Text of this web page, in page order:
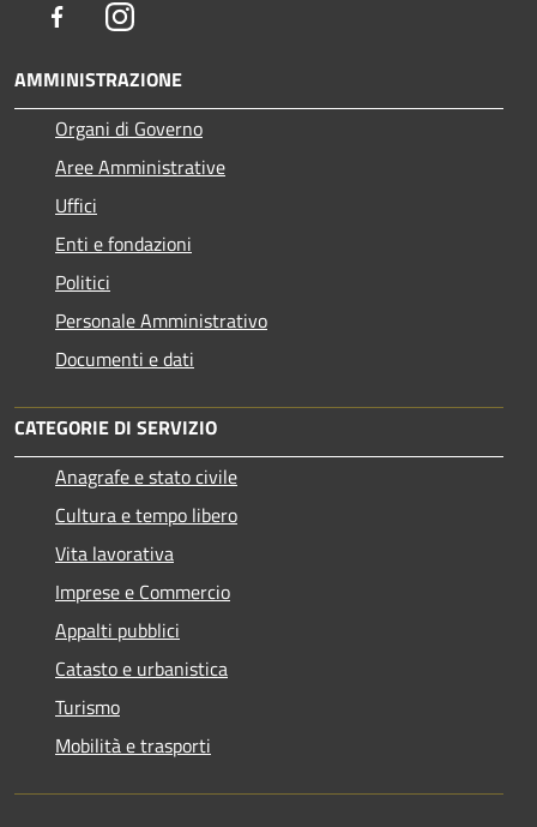
FacebookInstagram
AMMINISTRAZIONE
Organi di Governo
Aree Amministrative
Uffici
Enti e fondazioni
Politici
Personale Amministrativo
Documenti e dati
CATEGORIE DI SERVIZIO
Anagrafe e stato civile
Cultura e tempo libero
Vita lavorativa
Imprese e Commercio
Appalti pubblici
Catasto e urbanistica
Turismo
Mobilità e trasporti